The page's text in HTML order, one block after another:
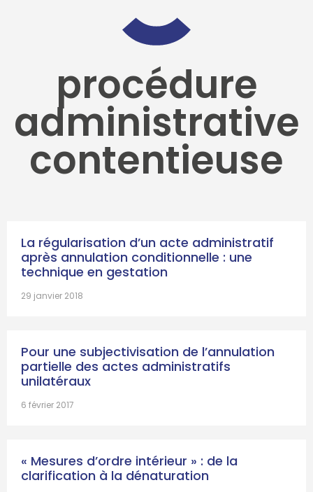
procédure
administrative
contentieuse
La régularisation d’un acte administratif
après annulation conditionnelle : une
technique en gestation
29 janvier 2018
Pour une subjectivisation de l’annulation
partielle des actes administratifs
unilatéraux
6 février 2017
« Mesures d’ordre intérieur » : de la
clarification à la dénaturation